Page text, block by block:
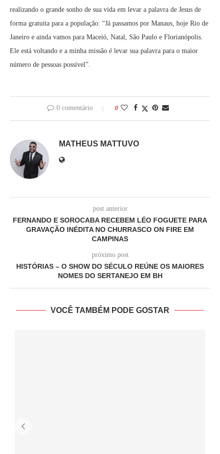
realizando o grande sonho de sua vida em levar a palavra de Jesus de
forma gratuita para a população: “Já passamos por Manaus, hoje Rio de
Janeiro e ainda vamos para Maceió, Natal, São Paulo e Florianópolis.
Ele está voltando e a minha missão é levar sua palavra para o maior
número de pessoas possível”.
0 comentário 0
MATHEUS MATTUVO
post anterior
FERNANDO E SOROCABA RECEBEM LÉO FOGUETE PARA
GRAVAÇÃO INÉDITA NO CHURRASCO ON FIRE EM
CAMPINAS
próximo post
HISTÓRIAS – O SHOW DO SÉCULO REÚNE OS MAIORES
NOMES DO SERTANEJO EM BH
VOCÊ TAMBÉM PODE GOSTAR